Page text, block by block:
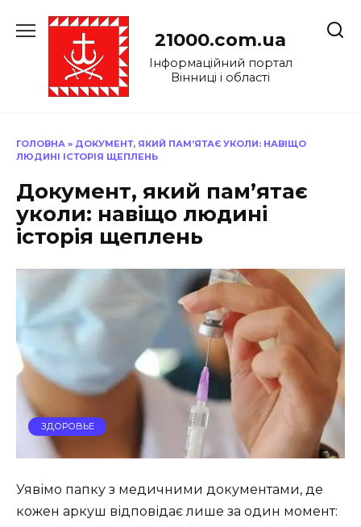
до
21000.com.ua
Інформаційний портал
Вінниці і області
ГОЛОВНА » ДОКУМЕНТ, ЯКИЙ ПАМ’ЯТАЄ УКОЛИ: НАВІЩО
ЛЮДИНІ ІСТОРІЯ ЩЕПЛЕНЬ
Документ, який пам’ятає
уколи: навіщо людині
історія щеплень
ЗДОРОВЬЕ
Уявімо папку з медичними документами, де
кожен аркуш відповідає лише за один момент: